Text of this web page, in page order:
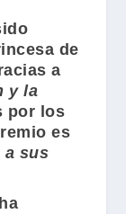
de
a
y la
por los
es
a sus